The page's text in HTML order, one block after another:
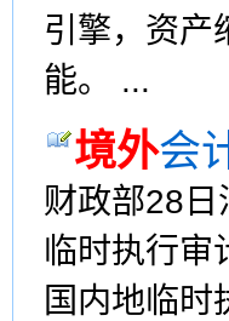
引擎，资产
能。 ...
境外会
财政部28
临时执行审
国内地临